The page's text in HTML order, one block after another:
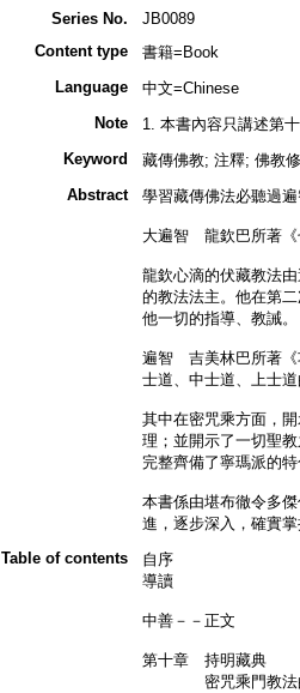
Series No.
JB0089
Content type
書籍=Book
Language
中文=Chinese
Note
1. 本書內容只講述第
Keyword
藏傳佛教; 注釋; 佛教
Abstract
學習藏傳佛法必聽過
大遍智 龍欽巴所著《
龍欽心滴的伏藏教法
的教法法主。他在第
他一切的指導、教誡。
遍智 吉美林巴所著《
士道、中士道、上士
其中在密咒乘方面，
理；並開示了一切聖
完整齊備了寧瑪派的
本書係由堪布徹令多
進，逐步深入，確實
Table of contents
自序
導讀
中善－－正文
第十章 持明藏典
密咒乘門教法的